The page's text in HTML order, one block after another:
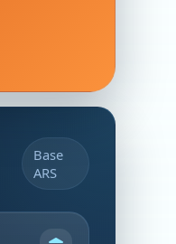
Base
ARS